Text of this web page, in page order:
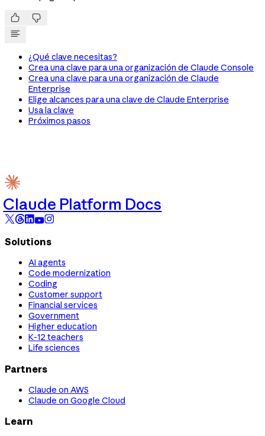
 
¿Qué clave necesitas?
Crea una clave para una organización de Claude Console
Crea una clave para una organización de Claude
Enterprise
Elige alcances para una clave de Claude Enterprise
Usa la clave
Próximos pasos
Claude Platform Docs
Solutions
AI agents
Code modernization
Coding
Customer support
Financial services
Government
Higher education
K-12 teachers
Life sciences
Partners
Claude on AWS
Claude on Google Cloud
Learn